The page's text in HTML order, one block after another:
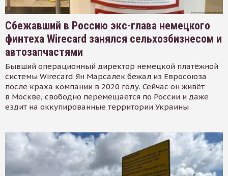
Сбежавший в Россию экс-глава немецкого
финтеха Wirecard занялся сельхозбизнесом и
автозапчастями
Бывший операционный директор немецкой платёжной
системы Wirecard Ян Марсалек бежал из Евросоюза
после краха компании в 2020 году. Сейчас он живёт
в Москве, свободно перемещается по России и даже
ездит на оккупированные территории Украины